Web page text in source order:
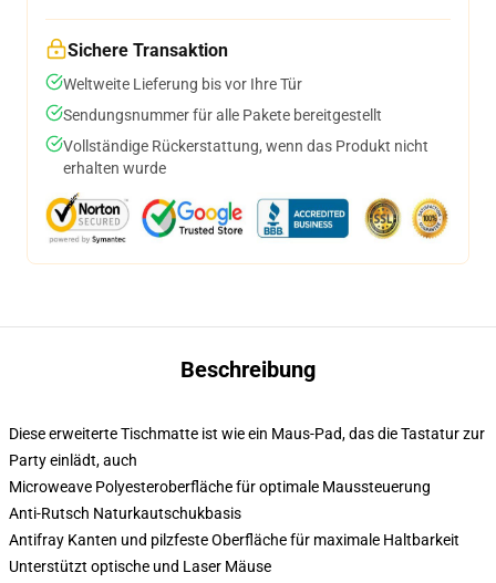
Sichere Transaktion
Weltweite Lieferung bis vor Ihre Tür
Sendungsnummer für alle Pakete bereitgestellt
Vollständige Rückerstattung, wenn das Produkt nicht
erhalten wurde
Beschreibung
Diese erweiterte Tischmatte ist wie ein Maus-Pad, das die Tastatur zur
Party einlädt, auch
Microweave Polyesteroberfläche für optimale Maussteuerung
Anti-Rutsch Naturkautschukbasis
Antifray Kanten und pilzfeste Oberfläche für maximale Haltbarkeit
Unterstützt optische und Laser Mäuse